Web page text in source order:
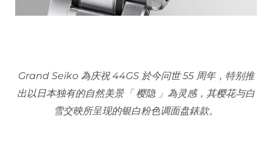
Grand Seiko 為庆祝 44GS 於今问世 55 周年，特别推
出以日本独有的自然美景「 樱隐 」為灵感，其樱花与白
雪交映所呈现的银白粉色调面盘錶款。